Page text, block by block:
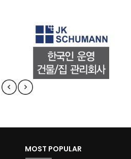
MOST POPULAR